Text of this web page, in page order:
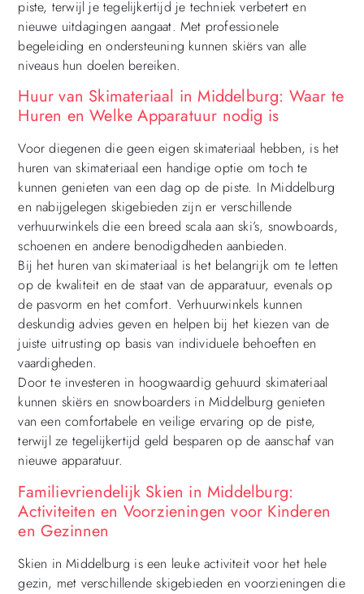
piste, terwijl je tegelijkertijd je techniek verbetert en
nieuwe uitdagingen aangaat. Met professionele
begeleiding en ondersteuning kunnen skiërs van alle
niveaus hun doelen bereiken.
Huur van Skimateriaal in Middelburg: Waar te
Huren en Welke Apparatuur nodig is
Voor diegenen die geen eigen skimateriaal hebben, is het
huren van skimateriaal een handige optie om toch te
kunnen genieten van een dag op de piste. In Middelburg
en nabijgelegen skigebieden zijn er verschillende
verhuurwinkels die een breed scala aan ski’s, snowboards,
schoenen en andere benodigdheden aanbieden.
Bij het huren van skimateriaal is het belangrijk om te letten
op de kwaliteit en de staat van de apparatuur, evenals op
de pasvorm en het comfort. Verhuurwinkels kunnen
deskundig advies geven en helpen bij het kiezen van de
juiste uitrusting op basis van individuele behoeften en
vaardigheden.
Door te investeren in hoogwaardig gehuurd skimateriaal
kunnen skiërs en snowboarders in Middelburg genieten
van een comfortabele en veilige ervaring op de piste,
terwijl ze tegelijkertijd geld besparen op de aanschaf van
nieuwe apparatuur.
Familievriendelijk Skien in Middelburg:
Activiteiten en Voorzieningen voor Kinderen
en Gezinnen
Skien in Middelburg is een leuke activiteit voor het hele
gezin, met verschillende skigebieden en voorzieningen die